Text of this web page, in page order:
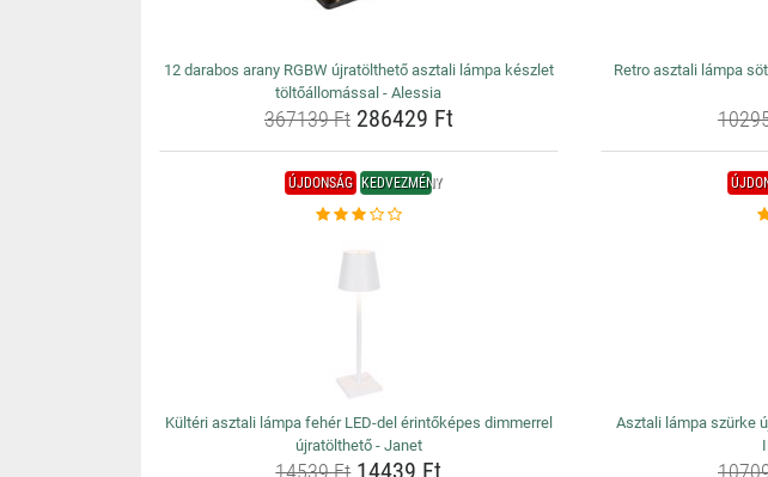
12 darabos arany RGBW újratölthető asztali lámpa készlet
töltőállomással - Alessia
367139 Ft286429 Ft
Retro asztali lámpa
ÚJDONSÁG KEDVEZMÉNY
Kültéri asztali lámpa fehér LED-del érintőképes dimmerrel
újratölthető - Janet
14539 Ft14439 Ft
Asztali lámpa szürke